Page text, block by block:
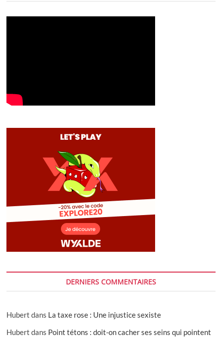
DERNIERS COMMENTAIRES
Hubert dans La taxe rose : Une injustice sexiste
Hubert dans Point tétons : doit-on cacher ses seins qui pointent